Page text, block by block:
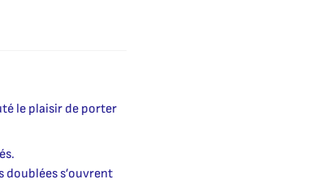
le plaisir de porter
s’ouvrent